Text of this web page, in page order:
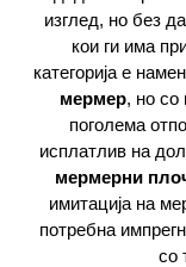
изглед, но без
кои ги има
категорија е
мермер, но со
поголема
исплатлив на
мермерни
имитација на
потребна
со